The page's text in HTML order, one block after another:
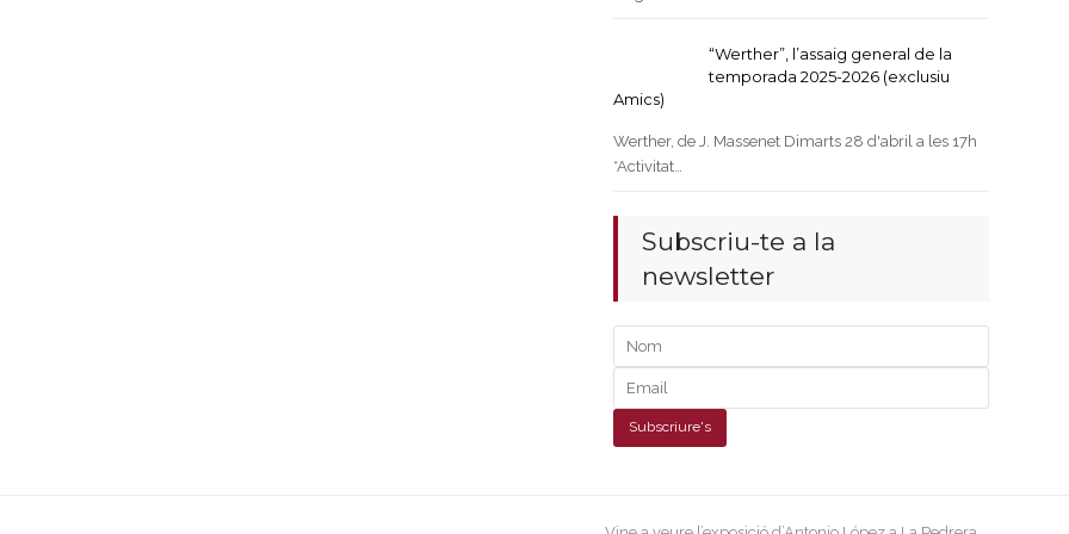
“Werther”, l’assaig general de la
temporada 2025-2026 (exclusiu
Amics)
Werther, de J. Massenet Dimarts 28 d'abril a les 17h
*Activitat…
Subscriu-te a la
newsletter